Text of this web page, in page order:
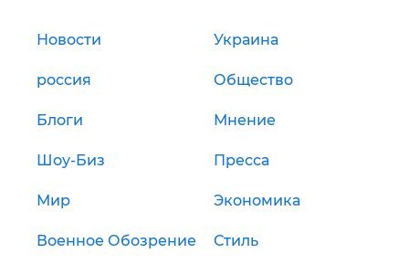
Новости Украина
россия Общество
Блоги Мнение
Шоу-Биз Пресса
Мир Экономика
Военное Обозрение Стиль